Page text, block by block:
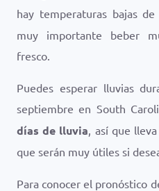
hay temperaturas bajas
muy importante beber
fresco.
Puedes esperar lluvias
septiembre en South
días de lluvia, así que
que serán muy útiles si
Para conocer el pronóstico